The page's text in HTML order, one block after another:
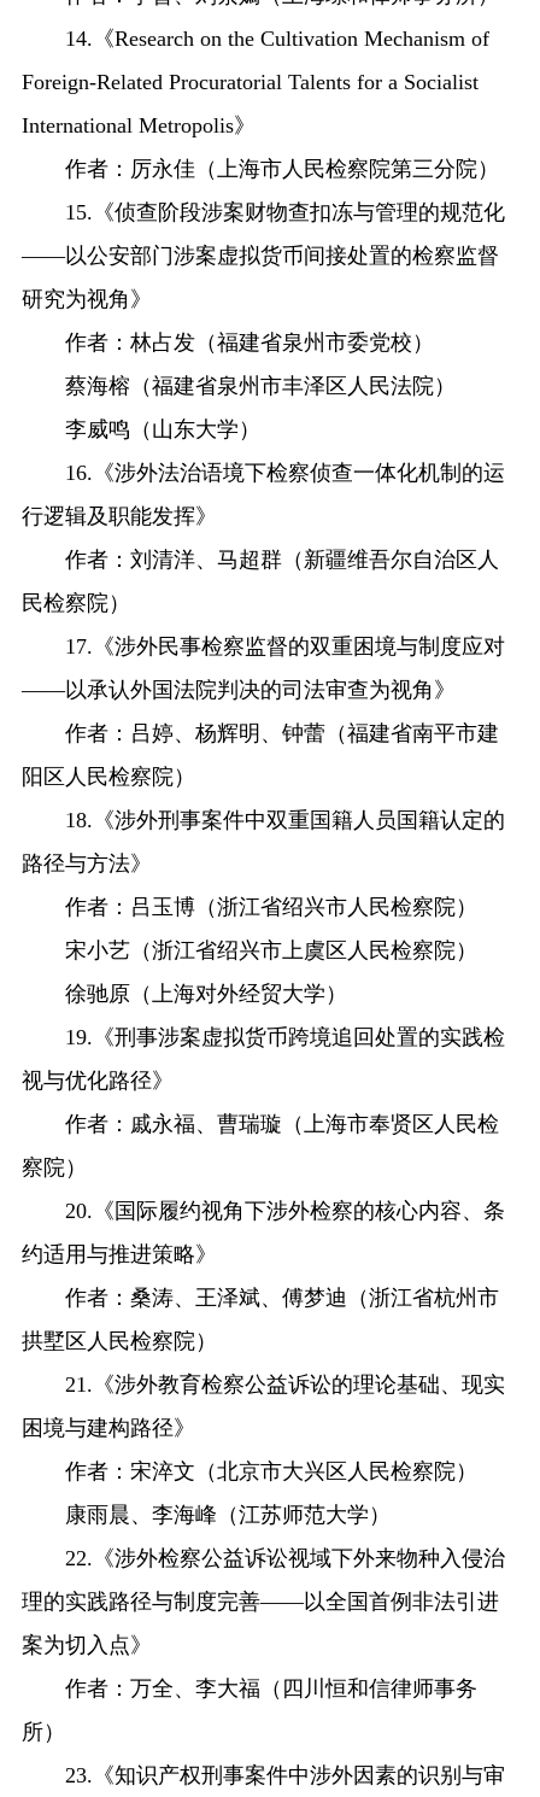
14.《Research on the Cultivation Mechanism of
Foreign-Related Procuratorial Talents for a Socialist
International Metropolis》
作者：厉永佳（上海市人民检察院第三分院）
15.《侦查阶段涉案财物查扣冻与管理的规范化
——以公安部门涉案虚拟货币间接处置的检察监督
研究为视角》
作者：林占发（福建省泉州市委党校）
蔡海榕（福建省泉州市丰泽区人民法院）
李威鸣（山东大学）
16.《涉外法治语境下检察侦查一体化机制的运
行逻辑及职能发挥》
作者：刘清洋、马超群（新疆维吾尔自治区人
民检察院）
17.《涉外民事检察监督的双重困境与制度应对
——以承认外国法院判决的司法审查为视角》
作者：吕婷、杨辉明、钟蕾（福建省南平市建
阳区人民检察院）
18.《涉外刑事案件中双重国籍人员国籍认定的
路径与方法》
作者：吕玉博（浙江省绍兴市人民检察院）
宋小艺（浙江省绍兴市上虞区人民检察院）
徐驰原（上海对外经贸大学）
19.《刑事涉案虚拟货币跨境追回处置的实践检
视与优化路径》
作者：戚永福、曹瑞璇（上海市奉贤区人民检
察院）
20.《国际履约视角下涉外检察的核心内容、条
约适用与推进策略》
作者：桑涛、王泽斌、傅梦迪（浙江省杭州市
拱墅区人民检察院）
21.《涉外教育检察公益诉讼的理论基础、现实
困境与建构路径》
作者：宋淬文（北京市大兴区人民检察院）
康雨晨、李海峰（江苏师范大学）
22.《涉外检察公益诉讼视域下外来物种入侵治
理的实践路径与制度完善——以全国首例非法引进
案为切入点》
作者：万全、李大福（四川恒和信律师事务
所）
23.《知识产权刑事案件中涉外因素的识别与审